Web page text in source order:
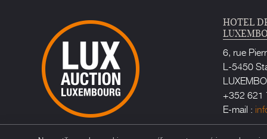
HOTEL
6, rue
L-5450
+352 621
E-mail :